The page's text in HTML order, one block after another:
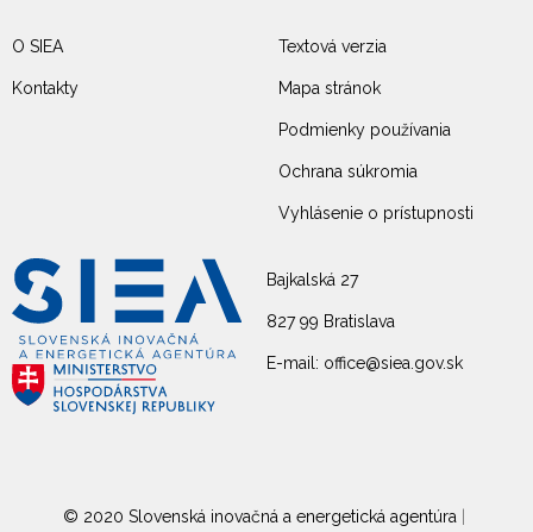
Bajkalská 27
827 99 Bratislava
E-mail: office@siea.gov.sk
O SIEA
Kontakty
Textová verzia
Mapa stránok
Podmienky používania
Ochrana súkromia
Vyhlásenie o prístupnosti
© 2020 Slovenská inovačná a energetická agentúra